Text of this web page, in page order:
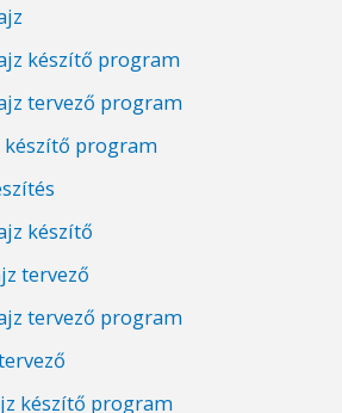
készítő program
tervező program
program
készítő
tervező
tervező program
készítő program